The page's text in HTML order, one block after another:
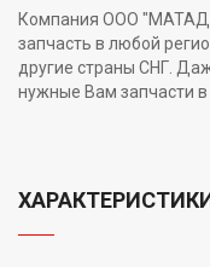
Компания ООО
запчасть в любой
другие страны СНГ.
нужные Вам запчасти в